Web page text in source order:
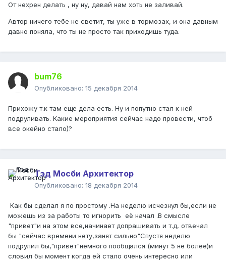
От нехрен делать , ну ну, давай нам хоть не заливай.
Автор ничего тебе не светит, ты уже в тормозах, и она давным
давно поняла, что ты не просто так приходишь туда.
bum76
Опубликовано: 15 декабря 2014
Прихожу т.к там еще дела есть. Ну и попутно стал к ней
подруливать. Какие мероприятия сейчас надо провести, чтоб
все окейно стало)?
Тэд Мосби Архитектор
Опубликовано: 18 декабря 2014
Как бы сделал я по простому .На неделю исчезнул бы,если не
можешь из за работы то игнорить её начал .В смысле
"привет"и на этом все,начинает допрашивать и т.д, отвечал
бы "сейчас времени нету,занят сильно"Спустя неделю
подрулил бы,"привет"немного пообщался (минут 5 не более)и
словил бы момент когда ей стало очень интересно или